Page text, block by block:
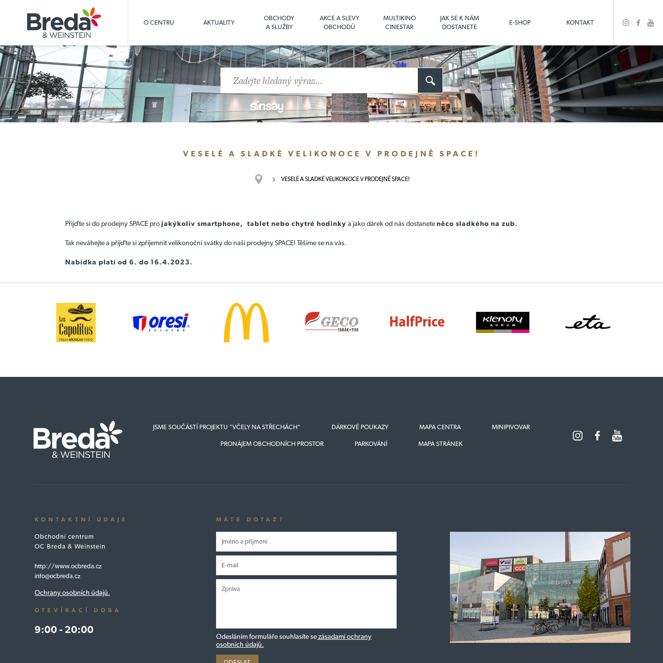
O CENTRU AKTUALITY
OBCHODY
A SLUŽBY
AKCE A SLEVY
OBCHODŮ
MULTIKINO
CINESTAR
JAK SE K NÁM
DOSTANETE
E-SHOP KONTAKT
VESELÉ A SLADKÉ VELIKONOCE V PRODEJNĚ SPACE!
VESELÉ A SLADKÉ VELIKONOCE V PRODEJNĚ SPACE!
Přijďte si do prodejny SPACE projakýkoliv smartphone, tablet nebo chytré hodinky a jako dárek od nás dostaneteněco sladkého na zub.
Tak neváhejte a přijďte si zpříjemnit velikonoční svátky do naší prodejny SPACE! Těšíme se na vás.
Nabídka platí od 6. do 16.4.2023.
JSME SOUČÁSTÍ PROJEKTU "VČELY NA STŘECHÁCH" DÁRKOVÉ POUKAZY MAPA CENTRA MINIPIVOVAR
PRONÁJEM OBCHODNÍCH PROSTOR PARKOVÁNÍ MAPA STRÁNEK
KONTAKTNÍ ÚDAJE
Obchodní centrum
OC Breda & Weinstein
http://www.ocbreda.cz
info@ocbreda.cz
Ochrany osobních údajů.
OTEVÍRACÍ DOBA
9:00 - 20:00
MÁTE DOTAZ?
Odesláním formuláře souhlasíte sezásadami ochrany
osobních údajů.